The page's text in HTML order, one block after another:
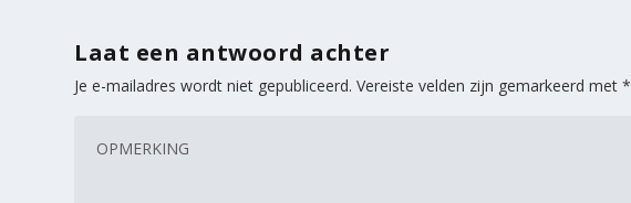
Laat een antwoord achter
Je e-mailadres wordt niet gepubliceerd. Vereiste velden zijn gemarkeerd met*